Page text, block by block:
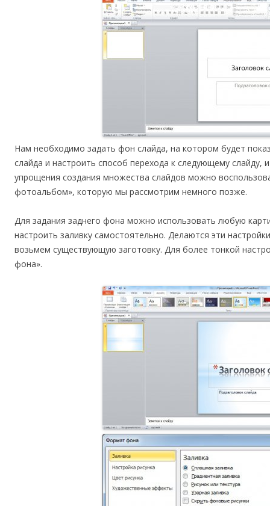
Нам необходимо задать фон слайда, на котором будет
слайда и настроить способ перехода к следующему
упрощения создания множества слайдов можно
фотоальбом», которую мы рассмотрим немного позже.
Для задания заднего фона можно использовать любую
настроить заливку самостоятельно. Делаются эти
возьмем существующую заготовку. Для более тонкой
фона».